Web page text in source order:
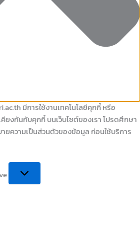
มีการใช้งานเทคโนโลยีคุกกี้ หรือ
ยงกันกับคุกกี้ บนเว็บไซต์ของเรา โปรดศึกษา
ายความเป็นส่วนตัวของข้อมูล ก่อนใช้บริการ